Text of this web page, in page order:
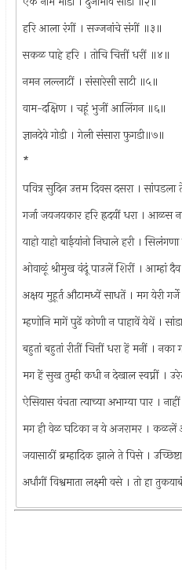
हरि आला रंगीं । सज्जनांचे संगीं ॥३॥
सकळ पाहे हरि । तोचि चित्तीं धरीं ॥४॥
नमन लल्लाटीं । संसारेसी साटी ॥५॥
वाम-दक्षिण । चहूं भुजीं आलिंगन ॥६॥
ज्ञानदेवे गोडी । गेली संसारा फुगडी॥७॥
*
पवित्र सुदिन उत्तम दिवस दसरा । सांपडला
गर्जा जयजयकार हरि ह्रदयीं धरा । आळस
याहो याहो बाईयांनो निघाले हरी ।
ओवाळूं श्रीमुख वंदूं पाउलें शिरीं । आम्हां
अक्षय मुहूर्त औटामध्यें साधतें । मग येरी
म्हणोनि मागें पुढें कोणी न पाहावें येथें ।
बहुतां बहुतां रीतीं चित्तीं धरा हें मनीं ।
मग हें सुख तुम्ही कधी न देखाल स्वप्नीं ।
ऐसियास वंचता त्याच्या अभाग्या पार ।
मग ही वेळ घटिका न ये अजरामर । कळलें
जयासाठीं ब्रम्हादिक झाले ते पिसे ।
अर्धांगीं विश्वमाता लक्ष्मी वसे । तो हा